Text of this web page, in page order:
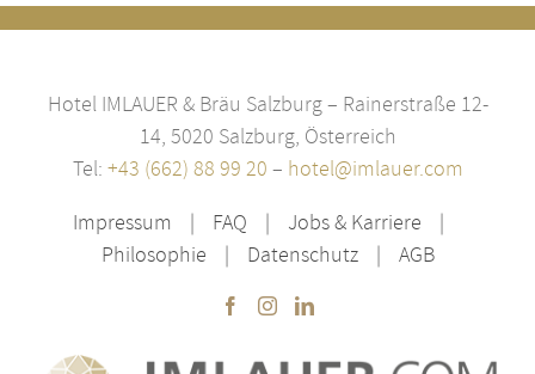
Hotel IMLAUER & Bräu Salzburg – Rainerstraße 12-
14, 5020 Salzburg, Österreich
Tel: +43 (662) 88 99 20 – hotel@imlauer.com
Impressum
FAQ
Jobs & Karriere
Philosophie
Datenschutz AGB